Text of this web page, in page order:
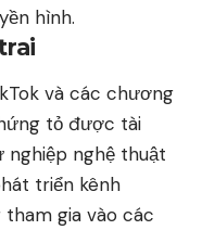
hình.
và các chương
tỏ được tài
nghiệp nghệ thuật
triển kênh
tham gia vào các